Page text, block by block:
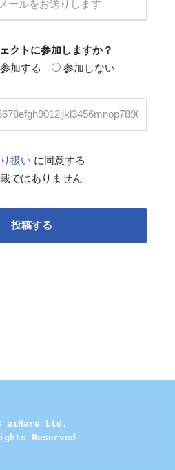
クトに参加しますか？
参加する 参加しない
扱い に同意する
ではありません
aiHare Ltd.
Reserved